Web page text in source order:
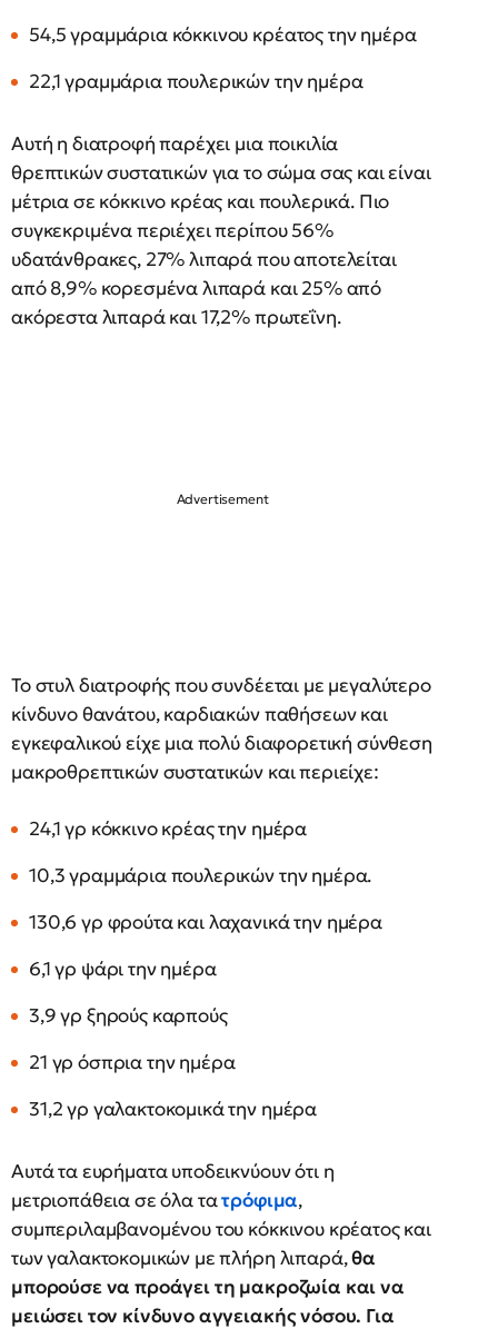
54,5 γραμμάρια κόκκινου κρέατος την ημέρα
22,1 γραμμάρια πουλερικών την ημέρα
Αυτή η διατροφή παρέχει μια ποικιλία
θρεπτικών συστατικών για το σώμα σας και είναι
μέτρια σε κόκκινο κρέας και πουλερικά. Πιο
συγκεκριμένα περιέχει περίπου 56%
υδατάνθρακες, 27% λιπαρά που αποτελείται
από 8,9% κορεσμένα λιπαρά και 25% από
ακόρεστα λιπαρά και 17,2% πρωτεΐνη.
Το στυλ διατροφής που συνδέεται με μεγαλύτερο
κίνδυνο θανάτου, καρδιακών παθήσεων και
εγκεφαλικού είχε μια πολύ διαφορετική σύνθεση
μακροθρεπτικών συστατικών και περιείχε:
24,1 γρ κόκκινο κρέας την ημέρα
10,3 γραμμάρια πουλερικών την ημέρα.
130,6 γρ φρούτα και λαχανικά την ημέρα
6,1 γρ ψάρι την ημέρα
3,9 γρ ξηρούς καρπούς
21 γρ όσπρια την ημέρα
31,2 γρ γαλακτοκομικά την ημέρα
Αυτά τα ευρήματα υποδεικνύουν ότι η
μετριοπάθεια σε όλα τατρόφιμα,
συμπεριλαμβανομένου του κόκκινου κρέατος και
των γαλακτοκομικών με πλήρη λιπαρά,θα
μπορούσε να προάγει τη μακροζωία και να
μειώσει τον κίνδυνο αγγειακής νόσου. Για